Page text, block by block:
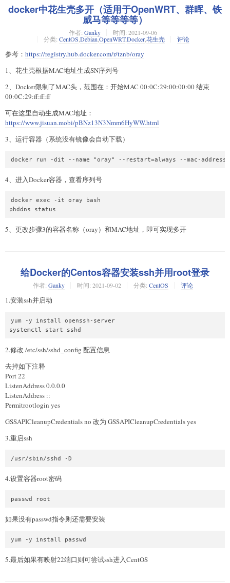
docker中花生壳多开（适用于OpenWRT、群晖、铁
威马等等等等）
作者: Ganky 时间: 2021-09-06
分类: CentOS Debian,OpenWRT,Docker,花生壳 评论
参考： https://registry.hub.docker.com/r/tznb/oray
1、花生壳根据MAC地址生成SN序列号
2、Docker限制了MAC头，范围在：开始MAC 00:0C:29:00:00:00 结束
00:0C:29:ff:ff:ff
可在这里自动生成MAC地址：
https://www.jisuan.mobi/pBNz13N3Nmm6HyWW.html
3、运行容器（系统没有镜像会自动下载）
4、进入Docker容器，查看序列号
docker exec -it oray bash
5、更改步骤3的容器名称（oray）和MAC地址，即可实现多开
给Docker的Centos容器安装ssh并用root登录
作者: Ganky 时间: 2021-09-02 分类: CentOS 评论
1.安装ssh并启动
yum -y install openssh-server
2.修改 /etc/ssh/sshd_config 配置信息
去掉如下注释
Port 22
ListenAddress 0.0.0.0
ListenAddress ::
Permitrootlogin yes
GSSAPICleanupCredentials no 改为 GSSAPICleanupCredentials yes
3.重启ssh
4.设置容器root密码
如果没有passwd指令则还需要安装
5.最后如果有映射22端口则可尝试ssh进入CentOS